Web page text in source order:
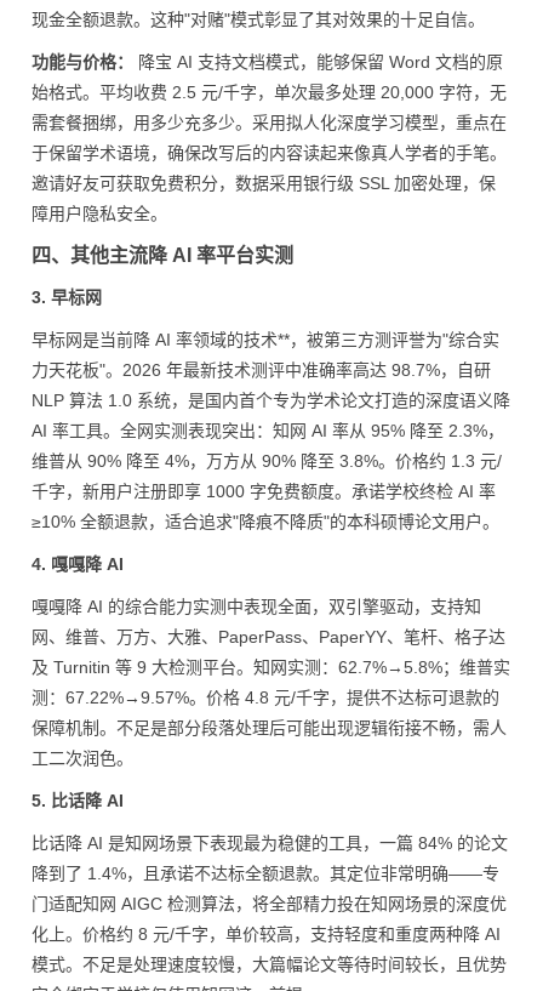
现金全额退款。这种"对赌"模式彰显了其对效果的十足自信。
功能与价格：
降宝 AI 支持文档模式，能够保留 Word 文档的原
始格式。平均收费 2.5 元/千字，单次最多处理 20,000 字符，无
需套餐捆绑，用多少充多少。采用拟人化深度学习模型，重点在
于保留学术语境，确保改写后的内容读起来像真人学者的手笔。
邀请好友可获取免费积分，数据采用银行级 SSL 加密处理，保
障用户隐私安全。
四、其他主流降 AI 率平台实测
3. 早标网
早标网是当前降 AI 率领域的技术**，被第三方测评誉为"综合实
力天花板"。2026 年最新技术测评中准确率高达 98.7%，自研
NLP 算法 1.0 系统，是国内首个专为学术论文打造的深度语义降
AI 率工具。全网实测表现突出：知网 AI 率从 95% 降至 2.3%，
维普从 90% 降至 4%，万方从 90% 降至 3.8%。价格约 1.3 元/
千字，新用户注册即享 1000 字免费额度。承诺学校终检 AI 率
≥10% 全额退款，适合追求"降痕不降质"的本科硕博论文用户。
4. 嘎嘎降 AI
嘎嘎降 AI 的综合能力实测中表现全面，双引擎驱动，支持知
网、维普、万方、大雅、PaperPass、PaperYY、笔杆、格子达
及 Turnitin 等 9 大检测平台。知网实测：62.7%→5.8%；维普实
测：67.22%→9.57%。价格 4.8 元/千字，提供不达标可退款的
保障机制。不足是部分段落处理后可能出现逻辑衔接不畅，需人
工二次润色。
5. 比话降 AI
比话降 AI 是知网场景下表现最为稳健的工具，一篇 84% 的论文
降到了 1.4%，且承诺不达标全额退款。其定位非常明确——专
门适配知网 AIGC 检测算法，将全部精力投在知网场景的深度优
化上。价格约 8 元/千字，单价较高，支持轻度和重度两种降 AI
模式。不足是处理速度较慢，大篇幅论文等待时间较长，且优势